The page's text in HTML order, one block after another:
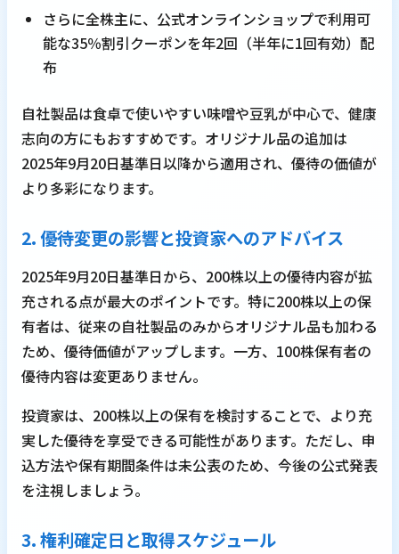
さらに全株主に、公式オンラインショップで利用可
能な35％割引クーポンを年2回（半年に1回有効）配
布
自社製品は食卓で使いやすい味噌や豆乳が中心で、健康
志向の方にもおすすめです。オリジナル品の追加は
2025年9月20日基準日以降から適用され、優待の価値が
より多彩になります。
2. 優待変更の影響と投資家へのアドバイス
2025年9月20日基準日から、200株以上の優待内容が拡
充される点が最大のポイントです。特に200株以上の保
有者は、従来の自社製品のみからオリジナル品も加わる
ため、優待価値がアップします。一方、100株保有者の
優待内容は変更ありません。
投資家は、200株以上の保有を検討することで、より充
実した優待を享受できる可能性があります。ただし、申
込方法や保有期間条件は未公表のため、今後の公式発表
を注視しましょう。
3. 権利確定日と取得スケジュール